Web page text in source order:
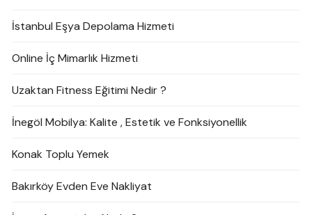
İstanbul Eşya Depolama Hizmeti
Online İç Mimarlık Hizmeti
Uzaktan Fitness Eğitimi Nedir ?
İnegöl Mobilya: Kalite , Estetik ve Fonksiyonellik
Konak Toplu Yemek
Bakırköy Evden Eve Nakliyat